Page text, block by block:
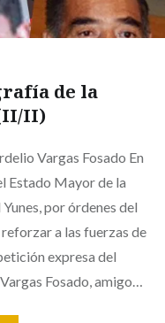
de la
II)
Vargas Fosado En
Estado Mayor de la
por órdenes del
a las fuerzas de
expresa del
Fosado, amigo…